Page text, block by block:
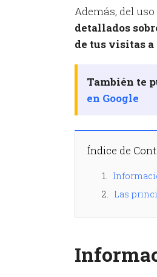
Además, del uso
detallados
de tus visitas
También te
en Google
Índice de
Las